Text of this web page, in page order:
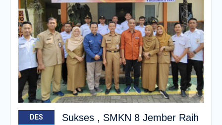
DES
Sukses , SMKN 8 Jember Raih